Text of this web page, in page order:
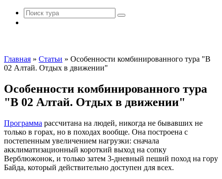
Главная » Статьи » Особенности комбинированного тура "В
02 Алтай. Отдых в движении"
Особенности комбинированного тура
"В 02 Алтай. Отдых в движении"
Программа рассчитана на людей, никогда не бывавших не
только в горах, но в походах вообще. Она построена с
постепенным увеличением нагрузки: сначала
акклиматизационный короткий выход на сопку
Верблюжонок, и только затем 3-дневный пеший поход на гору
Байда, который действительно доступен для всех.